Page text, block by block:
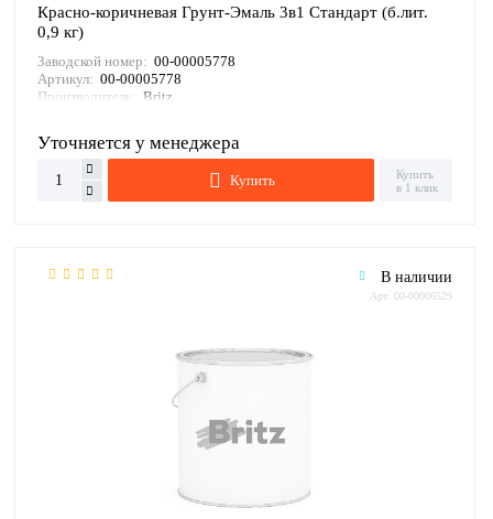
Красно-коричневая Грунт-Эмаль 3в1 Стандарт (б.лит.
0,9 кг)
Заводской номер: 00-00005778
Артикул: 00-00005778
Производитель: Britz
Уточняется у менеджера
Купить
Купить
в 1 клик
В наличии
Арт: 00-00006529